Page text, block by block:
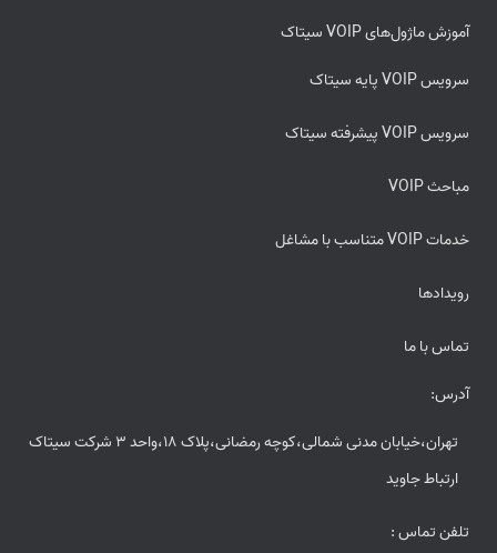
آموزش ماژول‌های VOIP سیتاک
سرویس VOIP پایه سیتاک
سرویس VOIP پیشرفته سیتاک
مباحث VOIP
خدمات VOIP متناسب با مشاغل
رویدادها
تماس با ما
آدرس:
تهران،خیابان مدنی شمالی،کوچه رمضانی،پلاک 18،واحد 3 شرکت سیتاک
ارتباط جاوید
تلفن تماس :